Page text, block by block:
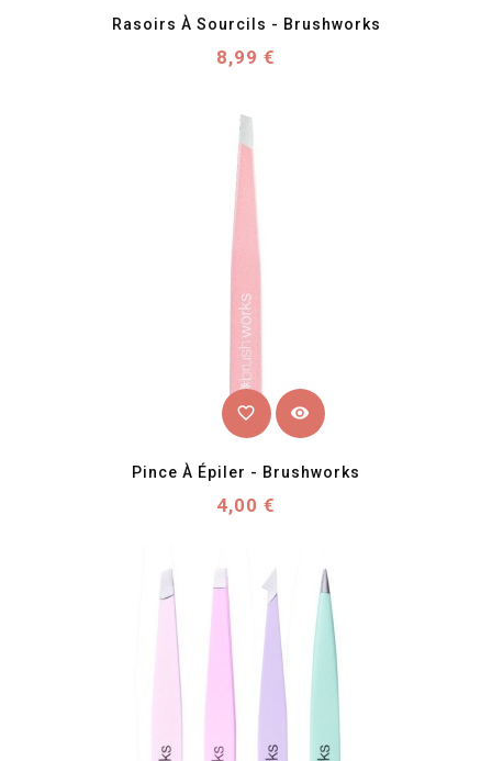
Rasoirs À Sourcils - Brushworks
Prix
8,99 €
favorite_border visibility
Pince À Épiler - Brushworks
Prix
4,00 €